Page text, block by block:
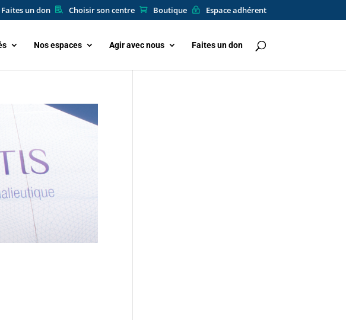
Faites un don Choisir son centre Boutique Espace adhérent
Nos espaces Agir avec nous Faites un don